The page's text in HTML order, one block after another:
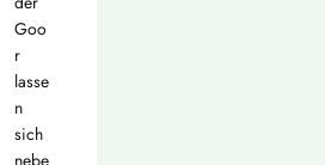
Goo
r
lasse
n
sich
nebe